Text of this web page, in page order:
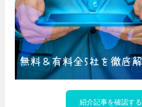
紹介記事を確認する